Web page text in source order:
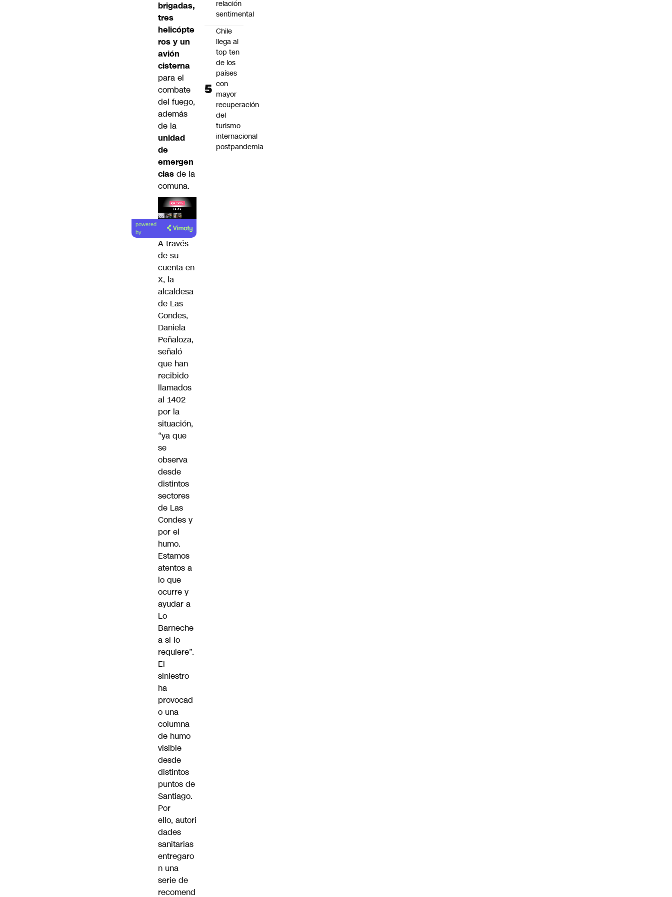
brigadas,
tres
helicópte
ros y un
avión
cisterna
para el
combate
del fuego,
además
de la
unidad
de
emergen
cias de la
comuna.
Lea el
artículo
powered
by
A través
de su
cuenta en
X, la
alcaldesa
de Las
Condes,
Daniela
Peñaloza,
señaló
que han
recibido
llamados
al 1402
por la
situación,
“ya que
se
observa
desde
distintos
sectores
de Las
Condes y
por el
humo.
Estamos
atentos a
lo que
ocurre y
ayudar a
Lo
Barneche
a si lo
requiere”.
El
siniestro
ha
provocad
o una
columna
de humo
visible
desde
distintos
puntos de
Santiago.
Por
ello, autori
dades
sanitarias
entregaro
n una
serie de
recomend
relación
sentimental
Chile
llega al
top ten
de los
países
con
mayor
recuperación
del
turismo
internacional
postpandemia